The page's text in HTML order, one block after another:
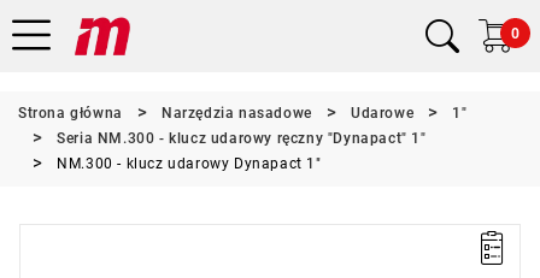
0
Strona główna Narzędzia nasadowe Udarowe
1"
Seria NM.300 - klucz udarowy ręczny "Dynapact" 1"
NM.300 - klucz udarowy Dynapact 1"